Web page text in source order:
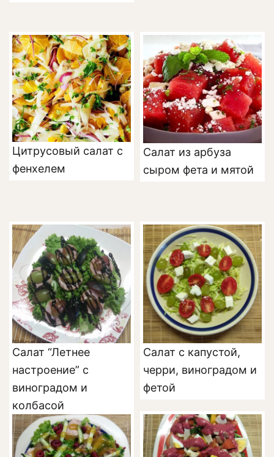
Цитрусовый салат с
фенхелем
Салат из арбуза
сыром фета и мятой
Салат “Летнее
настроение” с
виноградом и
колбасой
Салат с капустой,
черри, виноградом и
фетой